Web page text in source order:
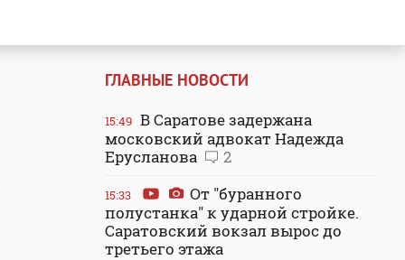
ГЛАВНЫЕ НОВОСТИ
15:49 В Саратове задержана
московский адвокат Надежда
Ерусланова
2
15:33
От "буранного
полустанка" к ударной стройке.
Саратовский вокзал вырос до
третьего этажа